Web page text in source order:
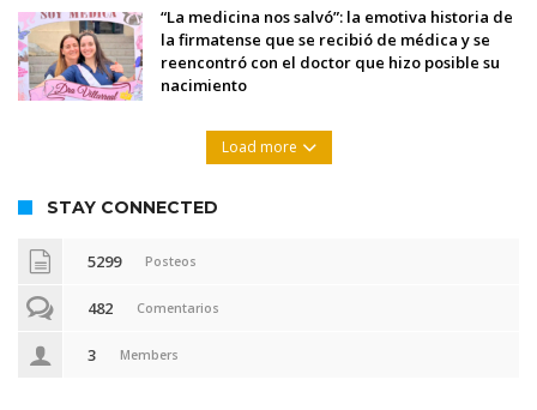
“La medicina nos salvó”: la emotiva historia de
la firmatense que se recibió de médica y se
reencontró con el doctor que hizo posible su
nacimiento
Load more
STAY CONNECTED
5299 Posteos
482 Comentarios
3 Members